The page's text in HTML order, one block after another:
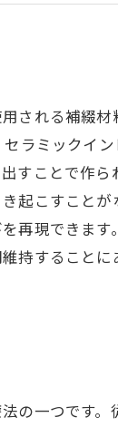
される補綴
ラミックイ
すことで作
起こすこと
再現できま
持すること
の一つです